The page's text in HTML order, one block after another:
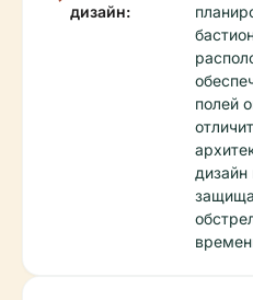
дизайн:
полей
дизайн